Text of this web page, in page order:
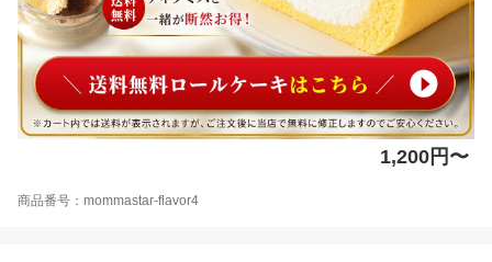
1,200円〜
商品番号：mommastar-flavor4